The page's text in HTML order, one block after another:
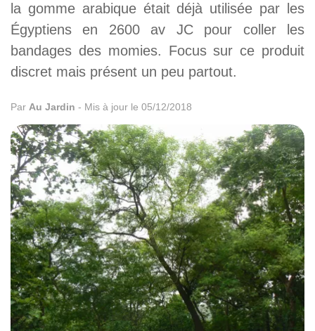
la gomme arabique était déjà utilisée par les
Égyptiens en 2600 av JC pour coller les
bandages des momies. Focus sur ce produit
discret mais présent un peu partout.
Par Au Jardin - Mis à jour le 05/12/2018